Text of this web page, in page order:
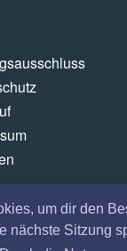
um dir den
nächste Sitzung